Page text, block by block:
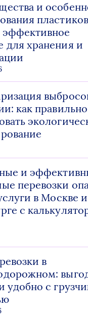
и
для хранения и
как правильно
и
перевозки
в Москве и
с
в
удобно с